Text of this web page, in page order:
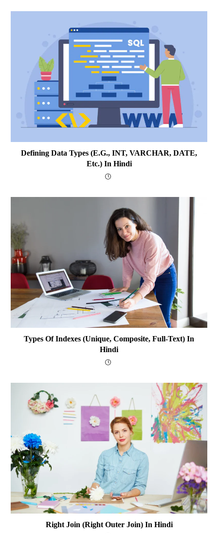
Defining Data Types (e.g., INT, VARCHAR, DATE,
Etc.) In Hindi
Types Of Indexes (Unique, Composite, Full-Text) In
Hindi
Right Join (Right Outer Join) In Hindi